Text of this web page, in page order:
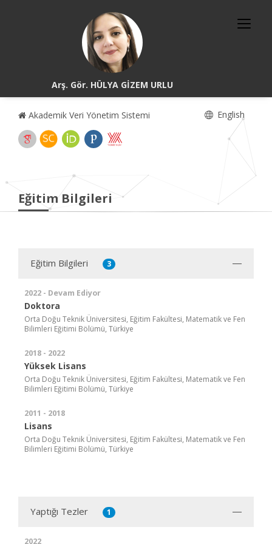
Arş. Gör. HÜLYA GİZEM URLU
Akademik Veri Yönetim Sistemi English
Eğitim Bilgileri
Eğitim Bilgileri 3
2022 - Devam Ediyor
Doktora
Orta Doğu Teknik Üniversitesi, Eğitim Fakültesi, Matematik ve Fen
Bilimleri Eğitimi Bölümü, Türkiye
2018 - 2022
Yüksek Lisans
Orta Doğu Teknik Üniversitesi, Eğitim Fakültesi, Matematik ve Fen
Bilimleri Eğitimi Bölümü, Türkiye
2011 - 2018
Lisans
Orta Doğu Teknik Üniversitesi, Eğitim Fakültesi, Matematik ve Fen
Bilimleri Eğitimi Bölümü, Türkiye
Yaptığı Tezler 1
2022